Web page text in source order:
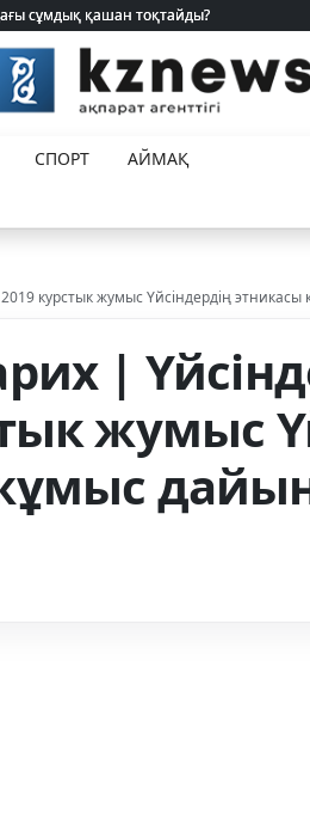
сұмдық қашан тоқтайды?
сұмдық қашан тоқтайды?
СПОРТ
АЙМАҚ
курстык жумыс Үйсіндердің
|
жумыс